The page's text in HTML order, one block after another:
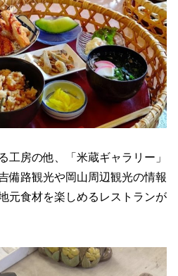
工房の他、「米蔵ギャラリー」
備路観光や岡山周辺観光の情報
元食材を楽しめるレストランが